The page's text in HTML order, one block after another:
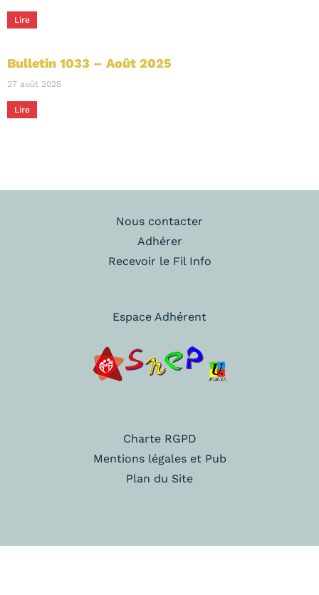
Lire
Bulletin 1033 – Août 2025
27 août 2025
Lire
Nous contacter
Adhérer
Recevoir le Fil Info
Espace Adhérent
Charte RGPD
Mentions légales et Pub
Plan du Site